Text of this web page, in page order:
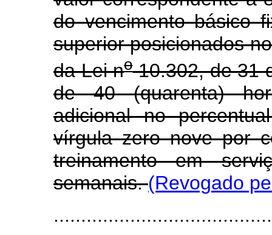
do vencimento básico
superior posicionados
da Lei no10.302, de 31
de 40 (quarenta)
adicional no
vírgula zero nove por
treinamento em
semanais.(Revogado